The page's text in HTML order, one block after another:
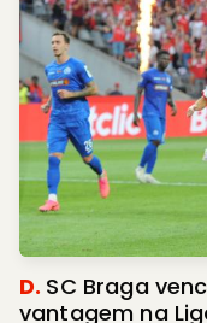
D. SC Braga
vantagem na